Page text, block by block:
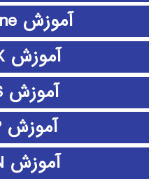
آموزش clementine
آموزش CPLEX
آموزش EDIUS
آموزش EMTP
آموزش ePLAN